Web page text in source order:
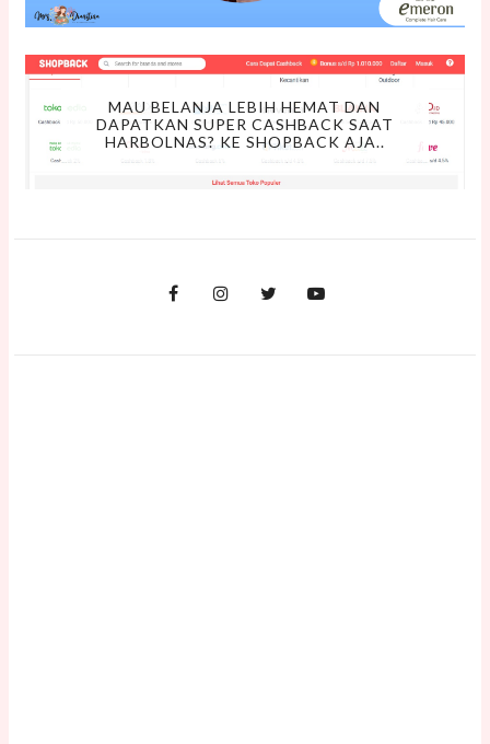
MAU BELANJA LEBIH HEMAT DAN
DAPATKAN SUPER CASHBACK SAAT
HARBOLNAS? KE SHOPBACK AJA..